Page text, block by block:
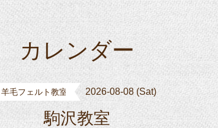
カレンダー
羊毛フェルト教室 2026-08-08 (Sat)
駒沢教室